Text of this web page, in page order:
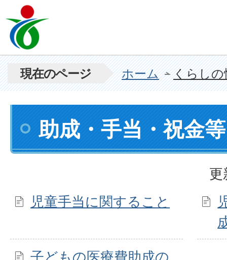
現在のページ ホーム くらしの
助成・手当・祝金等
更
児童手当に関すること